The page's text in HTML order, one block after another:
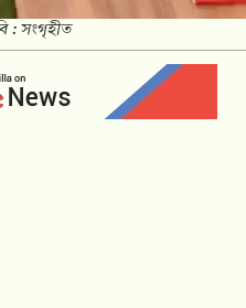
: সংগৃহীত